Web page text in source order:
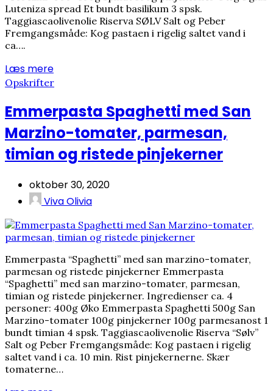
Luteniza spread Et bundt basilikum 3 spsk.
Taggiascaolivenolie Riserva SØLV Salt og Peber
Fremgangsmåde: Kog pastaen i rigelig saltet vand i
ca….
Læs mere
Opskrifter
Emmerpasta Spaghetti med San
Marzino-tomater, parmesan,
timian og ristede pinjekerner
oktober 30, 2020
Viva Olivia
Emmerpasta “Spaghetti” med san marzino-tomater,
parmesan og ristede pinjekerner Emmerpasta
“Spaghetti” med san marzino-tomater, parmesan,
timian og ristede pinjekerner. Ingredienser ca. 4
personer: 400g Øko Emmerpasta Spaghetti 500g San
Marzino-tomater 100g pinjekerner 100g parmesanost 1
bundt timian 4 spsk. Taggiascaolivenolie Riserva “Sølv”
Salt og Peber Fremgangsmåde: Kog pastaen i rigelig
saltet vand i ca. 10 min. Rist pinjekernerne. Skær
tomaterne…